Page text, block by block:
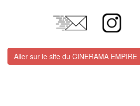
Aller sur le site du CINERAMA EMPIRE